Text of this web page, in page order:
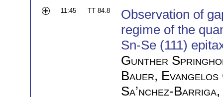
11:45 TT 84.8
Observation of
regime of the
Sn-Se (111)
Gunther
Bauer,
Sa’nchez-Barriga